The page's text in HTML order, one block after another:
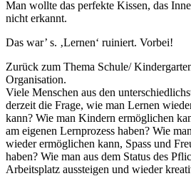
Man wollte das perfekte Kissen, das
nicht erkannt.
Das war’ s. ‚Lernen‘ ruiniert. Vorbei!
Zurück zum Thema Schule/
Organisation.
Viele Menschen aus den
derzeit die Frage, wie man Lernen
kann? Wie man Kindern ermöglichen
am eigenen Lernprozess haben? Wie
wieder ermöglichen kann, Spass und
haben? Wie man aus dem Status des
Arbeitsplatz aussteigen und wieder